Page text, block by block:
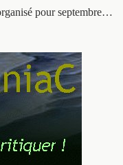
pour septembre…